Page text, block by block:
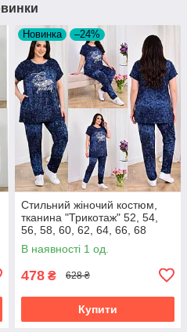
Новинка –24%
Стильний жіночий костюм,
тканина "Трикотаж" 52, 54,
56, 58, 60, 62, 64, 66, 68
розмір 52
В наявності 1 од.
478 ₴ 628 ₴
Купити